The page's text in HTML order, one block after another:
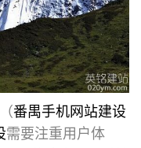
番禺手机网站建设
需要注重用户体